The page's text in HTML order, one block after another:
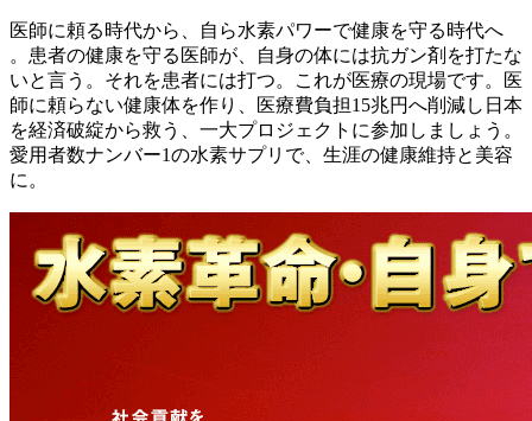
医師に頼る時代から、自ら水素パワーで健康を守る時代へ
。患者の健康を守る医師が、自身の体には抗ガン剤を打たな
いと言う。それを患者には打つ。これが医療の現場です。医
師に頼らない健康体を作り、医療費負担15兆円へ削減し日本
を経済破綻から救う、一大プロジェクトに参加しましょう。
愛用者数ナンバー1の水素サプリで、生涯の健康維持と美容
に。